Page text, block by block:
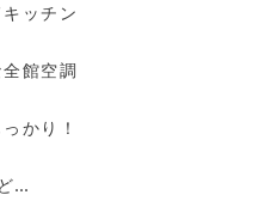
ッチン
館空調
かり！
…